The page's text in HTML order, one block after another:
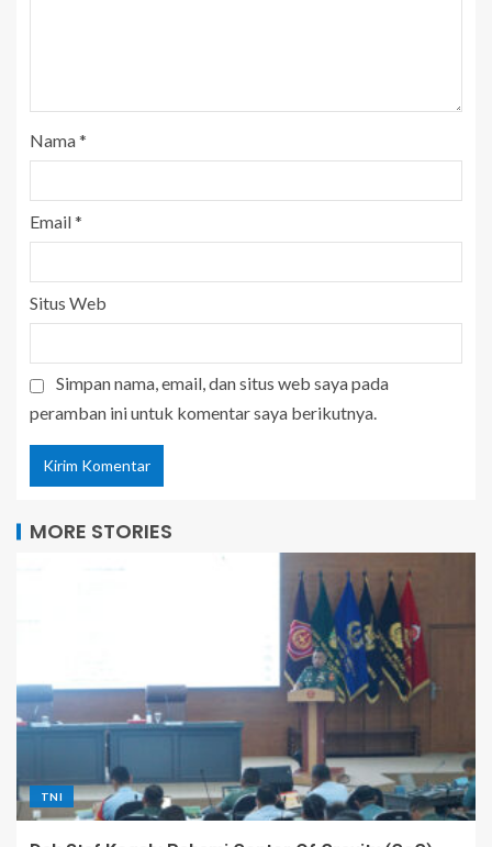
Nama*
Email*
Situs Web
Simpan nama, email, dan situs web saya pada
peramban ini untuk komentar saya berikutnya.
MORE STORIES
TNI